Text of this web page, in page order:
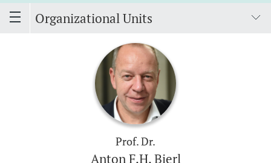
Organizational Units
Prof. Dr.
Anton F.H. Bierl